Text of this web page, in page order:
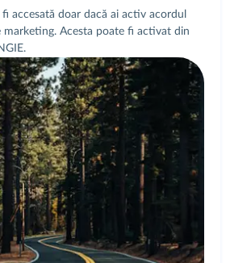
accesată doar dacă ai activ acordul
Acesta poate fi activat din